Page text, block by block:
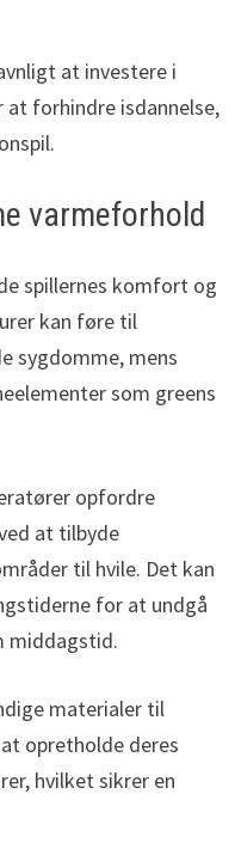
at investere i
forhindre isdannelse,
varmeforhold
spillernes komfort og
kan føre til
sygdomme, mens
som greens
opfordre
at tilbyde
til hvile. Det kan
for at undgå
middagstid.
materialer til
opretholde deres
hvilket sikrer en